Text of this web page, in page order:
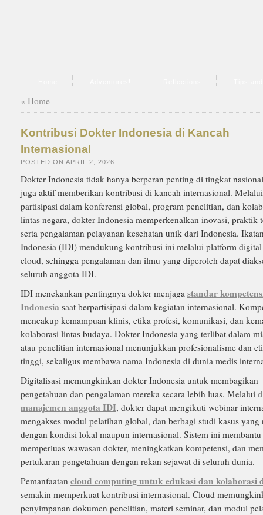
« Home
Kontribusi Dokter Indonesia di Kancah
Internasional
POSTED ON APRIL 2, 2026
Dokter Indonesia tidak hanya berperan penting di tingkat
juga aktif memberikan kontribusi di kancah internasional. Melalui
partisipasi dalam konferensi global, program penelitian, dan
lintas negara, dokter Indonesia memperkenalkan inovasi, praktik
serta pengalaman pelayanan kesehatan unik dari Indonesia.
Indonesia (IDI) mendukung kontribusi ini melalui platform
cloud, sehingga pengalaman dan ilmu yang diperoleh dapat
seluruh anggota IDI.
IDI menekankan pentingnya dokter menjaga standar
Indonesia saat berpartisipasi dalam kegiatan internasional.
mencakup kemampuan klinis, etika profesi, komunikasi, dan
kolaborasi lintas budaya. Dokter Indonesia yang terlibat dalam
atau penelitian internasional menunjukkan profesionalisme dan
tinggi, sekaligus membawa nama Indonesia di dunia medis
Digitalisasi memungkinkan dokter Indonesia untuk membagikan
pengetahuan dan pengalaman mereka secara lebih luas. Melalui
manajemen anggota IDI, dokter dapat mengikuti webinar
mengakses modul pelatihan global, dan berbagi studi kasus yang
dengan kondisi lokal maupun internasional. Sistem ini membantu
memperluas wawasan dokter, meningkatkan kompetensi, dan
pertukaran pengetahuan dengan rekan sejawat di seluruh dunia.
Pemanfaatan cloud computing untuk edukasi dan kolaborasi
semakin memperkuat kontribusi internasional. Cloud
penyimpanan dokumen penelitian, materi seminar, dan modul